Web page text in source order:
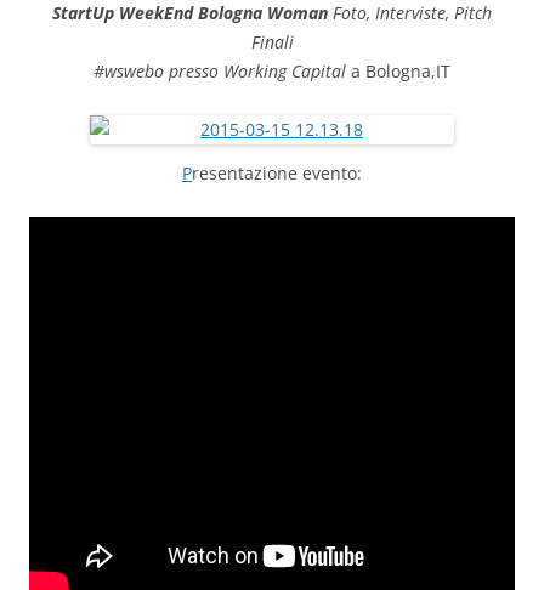
StartUp WeekEnd Bologna Woman Foto, Interviste, Pitch
Finali
#wswebo presso Working Capital a Bologna,IT
Presentazione evento: